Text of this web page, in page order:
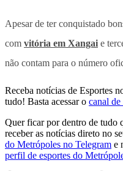
Apesar de ter conquistado
com vitória em Xangai e
não contam para o número
Receba notícias de Esportes
tudo! Basta acessar o canal
Quer ficar por dentro de tudo
receber as notícias direto no
do Metrópoles no Telegram e
perfil de esportes do